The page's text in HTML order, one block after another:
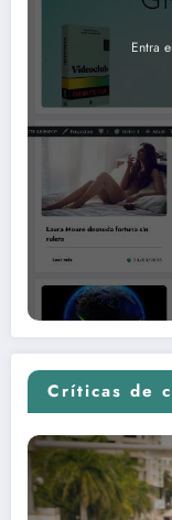
Entra
Críticas de